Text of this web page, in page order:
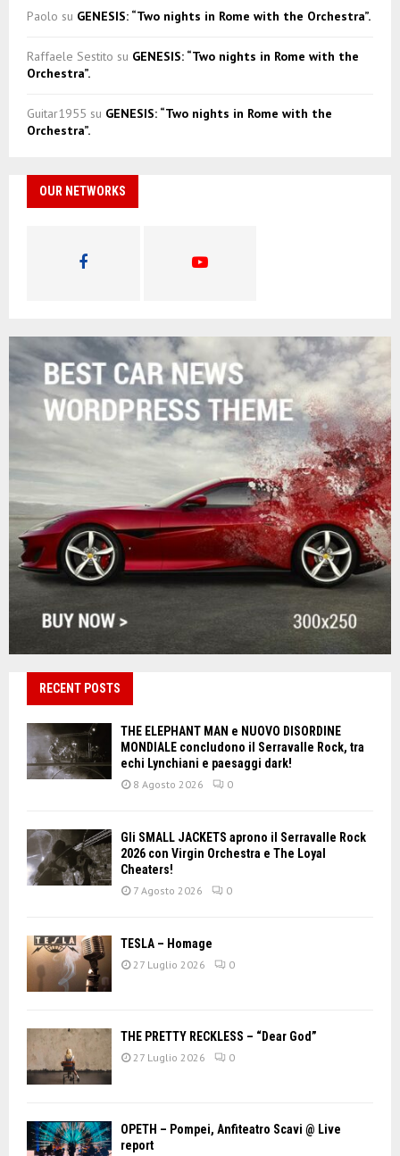
Paolo su GENESIS: “Two nights in Rome with the Orchestra”.
Raffaele Sestito su GENESIS: “Two nights in Rome with the
Orchestra”.
Guitar1955 su GENESIS: “Two nights in Rome with the
Orchestra”.
OUR NETWORKS
RECENT POSTS
THE ELEPHANT MAN e NUOVO DISORDINE
MONDIALE concludono il Serravalle Rock, tra
echi Lynchiani e paesaggi dark!
8 Agosto 2026 0
Gli SMALL JACKETS aprono il Serravalle Rock
2026 con Virgin Orchestra e The Loyal
Cheaters!
7 Agosto 2026 0
TESLA – Homage
27 Luglio 2026 0
THE PRETTY RECKLESS – “Dear God”
27 Luglio 2026 0
OPETH – Pompei, Anfiteatro Scavi @ Live
report